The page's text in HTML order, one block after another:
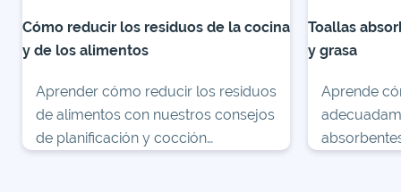
Cómo reducir los residuos de la cocina
y de los alimentos
Aprender cómo reducir los residuos
de alimentos con nuestros consejos
de planificación y cocción
Toallas
y grasa
Aprende